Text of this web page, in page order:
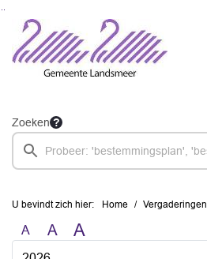
Ga naar de inhoud van deze pagina
Ga naar het zoeken
Ga naar het menu
Zoeken
U bevindt zich hier: Home Vergaderingen
A A A